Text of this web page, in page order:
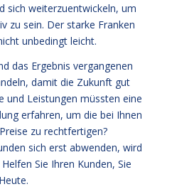
sich weiterzuentwickeln, um
zu sein. Der starke Franken
unbedingt leicht.
das Ergebnis vergangenen
damit die Zukunft gut
und Leistungen müssten eine
erfahren, um die bei Ihnen
zu rechtfertigen?
sich erst abwenden, wird
Sie Ihren Kunden, Sie